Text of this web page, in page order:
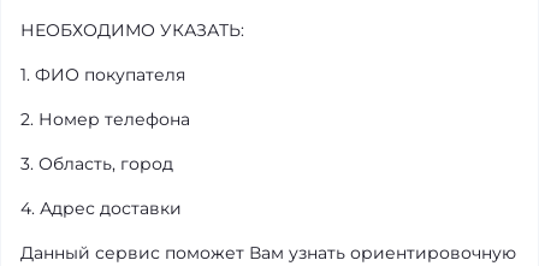
НЕОБХОДИМО УКАЗАТЬ:
1. ФИО покупателя
2. Номер телефона
3. Область, город
4. Адрес доставки
Данный сервис поможет Вам узнать ориентировочную